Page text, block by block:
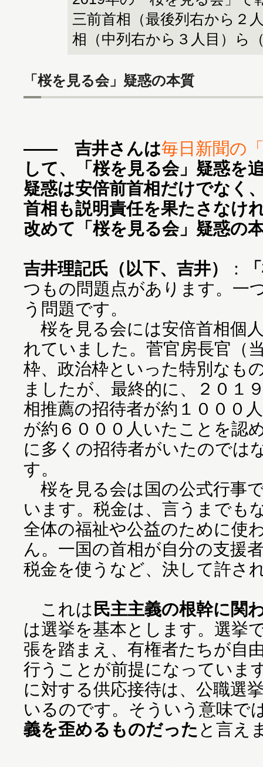
三前首相（最後列右から２
相（中列右から３人目）ら
「桜を見る会」疑惑の本質
―― 吉井さんは毎日新聞の
して、「桜を見る会」疑惑を
疑惑は安倍前首相だけでなく
首相も説明責任を果たさなけ
改めて「桜を見る会」疑惑の
吉井理記氏（以下、吉井） ：
つもの問題点があります。一
う問題です。
桜を見る会には安倍首相個
れていました。菅官房長官（
枠、政治枠といった特別なも
ましたが、最終的に、２０１
相推薦の招待者が約１０００
が約６０００人いたことを認
に多くの招待者がいたのでは
す。
桜を見る会は国の公式行事
います。税金は、言うまでも
全体の福祉や公益のために使
ん。一国の首相が自分の支援
税金を使うなど、決して許さ
これは 民主主義の根幹に関
は選挙を基本とします。選挙
張を踏まえ、有権者たちが自
行うことが前提になっていま
に対する供応接待は、公職選
いるのです。そういう意味で
義を歪めるものだった と言え